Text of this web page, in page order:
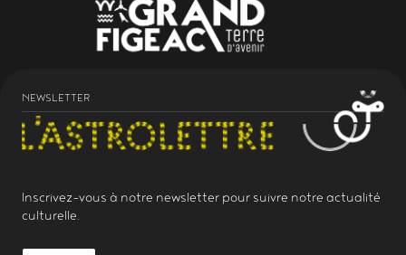
NEWSLETTER
Inscrivez-vous à notre newsletter pour suivre notre actualité
culturelle.